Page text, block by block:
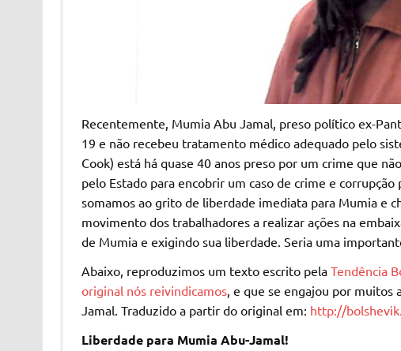
Recentemente, Mumia Abu Jamal, preso político ex-
19 e não recebeu tratamento médico adequado pelo
Cook) está há quase 40 anos preso por um crime que
pelo Estado para encobrir um caso de crime e
somamos ao grito de liberdade imediata para Mumia e
movimento dos trabalhadores a realizar ações na
de Mumia e exigindo sua liberdade. Seria uma
Abaixo, reproduzimos um texto escrito pela Tendência
original nós reivindicamos, e que se engajou por muitos
Jamal. Traduzido a partir do original em: http://
Liberdade para Mumia Abu-Jamal!